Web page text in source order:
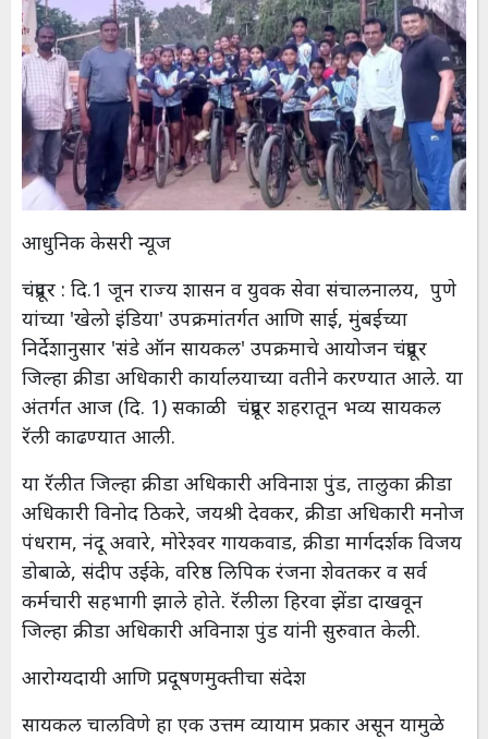
आधुनिक केसरी न्यूज
चंद्रपूर : दि.1 जून राज्य शासन व युवक सेवा संचालनालय, पुणे
यांच्या 'खेलो इंडिया' उपक्रमांतर्गत आणि साई, मुंबईच्या
निर्देशानुसार 'संडे ऑन सायकल' उपक्रमाचे आयोजन चंद्रपूर
जिल्हा क्रीडा अधिकारी कार्यालयाच्या वतीने करण्यात आले. या
अंतर्गत आज (दि. 1) सकाळी चंद्रपूर शहरातून भव्य सायकल
रॅली काढण्यात आली.
या रॅलीत जिल्हा क्रीडा अधिकारी अविनाश पुंड, तालुका क्रीडा
अधिकारी विनोद ठिकरे, जयश्री देवकर, क्रीडा अधिकारी मनोज
पंधराम, नंदू अवारे, मोरेश्वर गायकवाड, क्रीडा मार्गदर्शक विजय
डोबाळे, संदीप उईके, वरिष्ठ लिपिक रंजना शेवतकर व सर्व
कर्मचारी सहभागी झाले होते. रॅलीला हिरवा झेंडा दाखवून
जिल्हा क्रीडा अधिकारी अविनाश पुंड यांनी सुरुवात केली.
आरोग्यदायी आणि प्रदूषणमुक्तीचा संदेश
सायकल चालविणे हा एक उत्तम व्यायाम प्रकार असून यामुळे